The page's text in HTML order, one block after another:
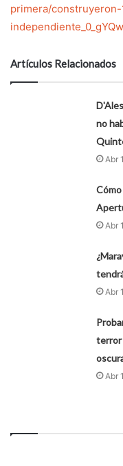
primera/
Artículos Relacionados
no
Abr
Abr
Abr
terror
Abr